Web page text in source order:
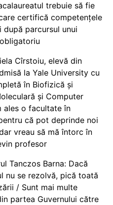
trebuie să fie
certifică competențele
după parcursul unui
Cîrstoiu, elevă din
la Yale University cu
în Biofizică și
și Computer
ales o facultate în
că pot deprinde noi
vreau să mă întorc în
profesor
Tanczos Barna: Dacă
nu se rezolvă, pică toată
/ Sunt mai multe
partea Guvernului către